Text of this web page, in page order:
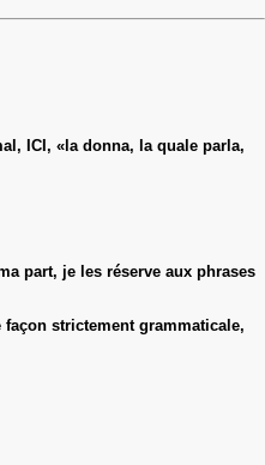
ICI, «la donna, la quale parla,
part, je les réserve aux phrases
strictement grammaticale,